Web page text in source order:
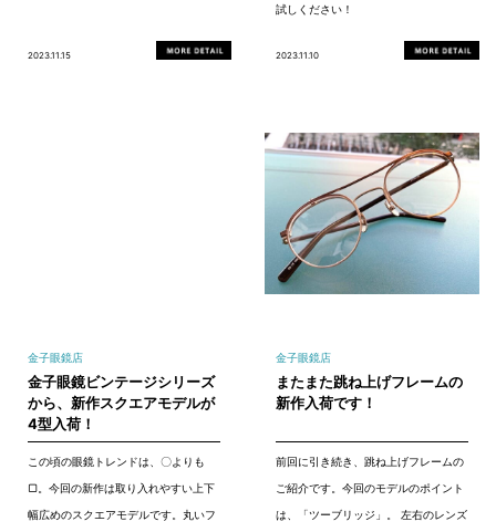
2023.11.15
試しください！
2023.11.10
金子眼鏡店
金子眼鏡ビンテージシリーズ
から、新作スクエアモデルが
4型入荷！
この頃の眼鏡トレンドは、〇よりも
▢。今回の新作は取り入れやすい上下
幅広めのスクエアモデルです。丸いフ
金子眼鏡店
またまた跳ね上げフレームの
新作入荷です！
前回に引き続き、跳ね上げフレームの
ご紹介です。今回のモデルのポイント
は、「ツーブリッジ」。 左右のレンズ